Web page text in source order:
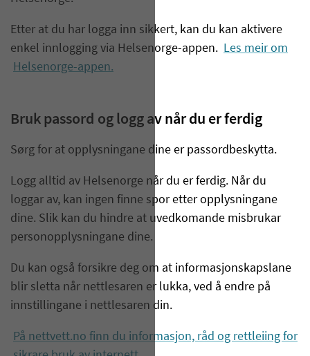
Etter at du har logga inn sikkert, kan du kan aktivere
enkel innlogging via Helsenorge-appen. Les meir om
Helsenorge-appen.
Bruk passord og logg av når du er ferdig
Sørg for at opplysningane dine er passordbeskytta.
Logg alltid av Helsenorge når du er ferdig. Når du
loggar av, kan ingen finne spor etter opplysningane
dine. Slik kan du hindre at uvedkomande misbrukar
personopplysningane dine.
Du kan også forsikre deg om at informasjonskapslane
blir sletta når nettlesaren er lukka, ved å endre på
innstillingane i nettlesaren din.
På nettvett.no finn du informasjon, råd og rettleiing for